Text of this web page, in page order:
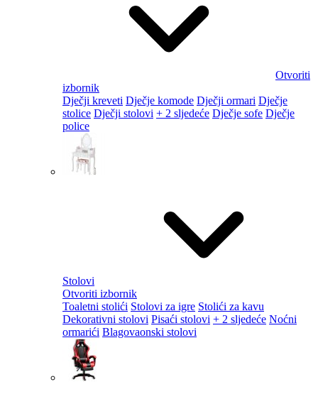
Otvoriti
izbornik
Dječji kreveti Dječje komode Dječji ormari Dječje
stolice Dječji stolovi + 2 sljedeće Dječje sofe Dječje
police
Stolovi
Otvoriti izbornik
Toaletni stolići Stolovi za igre Stolići za kavu
Dekorativni stolovi Pisaći stolovi + 2 sljedeće Noćni
ormarići Blagovaonski stolovi